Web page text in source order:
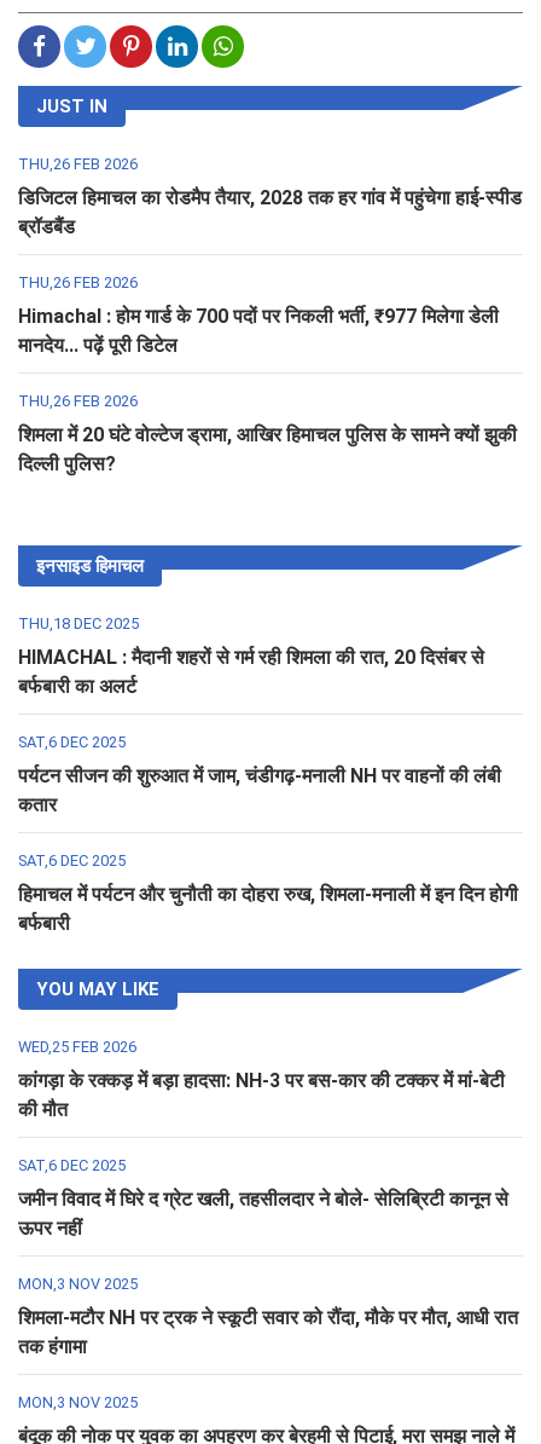
JUST IN
THU,26 FEB 2026
डिजिटल हिमाचल का रोडमैप तैयार, 2028 तक हर गांव में पहुंचेगा हाई-स्पीड
ब्रॉडबैंड
THU,26 FEB 2026
Himachal : होम गार्ड के 700 पदों पर निकली भर्ती, ₹977 मिलेगा डेली
मानदेय... पढ़ें पूरी डिटेल
THU,26 FEB 2026
शिमला में 20 घंटे वोल्टेज ड्रामा, आखिर हिमाचल पुलिस के सामने क्यों झुकी
दिल्ली पुलिस?
इनसाइड हिमाचल
THU,18 DEC 2025
HIMACHAL : मैदानी शहरों से गर्म रही शिमला की रात, 20 दिसंबर से
बर्फबारी का अलर्ट
SAT,6 DEC 2025
पर्यटन सीजन की शुरुआत में जाम, चंडीगढ़-मनाली NH पर वाहनों की लंबी
कतार
SAT,6 DEC 2025
हिमाचल में पर्यटन और चुनौती का दोहरा रुख, शिमला-मनाली में इन दिन होगी
बर्फबारी
YOU MAY LIKE
WED,25 FEB 2026
कांगड़ा के रक्कड़ में बड़ा हादसा: NH-3 पर बस-कार की टक्कर में मां-बेटी
की मौत
SAT,6 DEC 2025
जमीन विवाद में घिरे द ग्रेट खली, तहसीलदार ने बोले- सेलिब्रिटी कानून से
ऊपर नहीं
MON,3 NOV 2025
शिमला-मटौर NH पर ट्रक ने स्कूटी सवार को रौंदा, मौके पर मौत, आधी रात
तक हंगामा
MON,3 NOV 2025
बंदूक की नोक पर युवक का अपहरण कर बेरहमी से पिटाई, मरा समझ नाले में